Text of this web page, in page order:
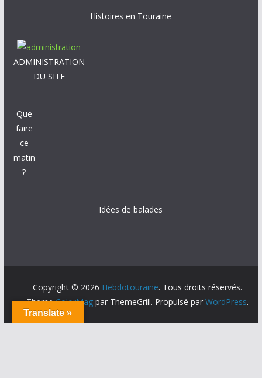
Histoires en Touraine
ADMINISTRATION
DU SITE
Que
faire
ce
matin
?
Idées de balades
Copyright © 2026 Hebdotouraine. Tous droits réservés.
ThemeColorMag par ThemeGrill. Propulsé parWordPress.
Translate »